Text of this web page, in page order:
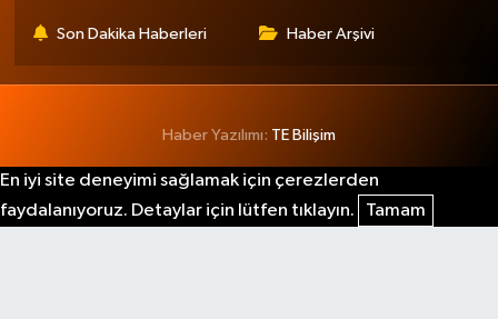
Son Dakika Haberleri Haber Arşivi
Haber Yazılımı: TE Bilişim
En iyi site deneyimi sağlamak için çerezlerden
faydalanıyoruz. Detaylar için lütfen tıklayın.
Tamam